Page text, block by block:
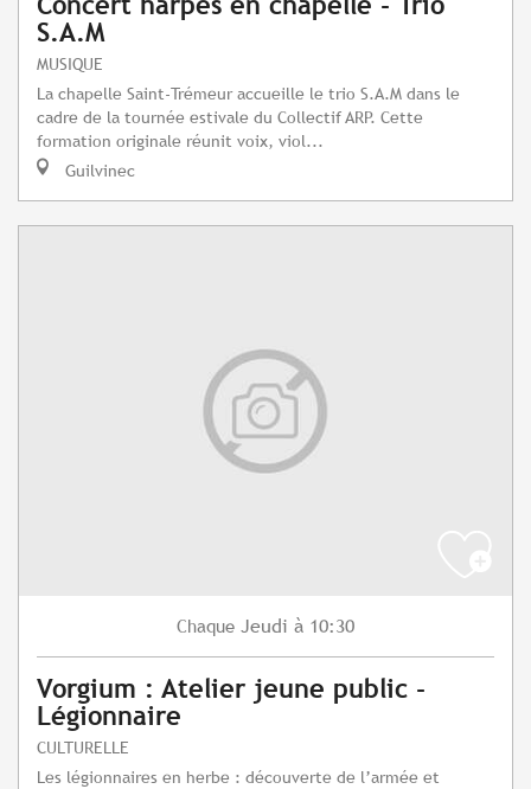
S.A.M
MUSIQUE
La chapelle Saint-Trémeur accueille le trio S.A.M dans le
cadre de la tournée estivale du Collectif ARP. Cette
formation originale réunit voix, viol...
Guilvinec
Chaque Jeudi à 10:30
Vorgium : Atelier jeune public -
Légionnaire
CULTURELLE
Les légionnaires en herbe : découverte de l’armée et